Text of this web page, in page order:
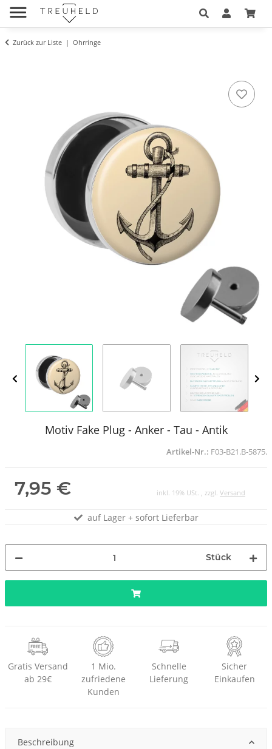
Zurück zur Liste Ohrringe
Motiv Fake Plug - Anker - Tau - Antik
Artikel-Nr.: F03-B21.B-5875.
7,95 € inkl. 19% USt. , zzgl. Versand
auf Lager + sofort Lieferbar
Stück
Gratis Versand
ab 29€
1 Mio.
zufriedene
Kunden
Schnelle
Lieferung
Sicher
Einkaufen
Beschreibung